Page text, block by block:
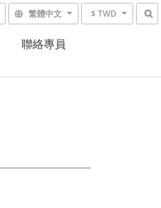
繁體中文 $ TWD
聯絡專員